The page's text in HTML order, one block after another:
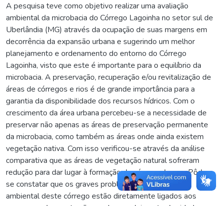
A pesquisa teve como objetivo realizar uma avaliação
ambiental da microbacia do Córrego Lagoinha no setor sul de
Uberlândia (MG) através da ocupação de suas margens em
decorrência da expansão urbana e sugerindo um melhor
planejamento e ordenamento do entorno do Córrego
Lagoinha, visto que este é importante para o equilíbrio da
microbacia. A preservação, recuperação e/ou revitalização de
áreas de córregos e rios é de grande importância para a
garantia da disponibilidade dos recursos hídricos. Com o
crescimento da área urbana percebeu-se a necessidade de
preservar não apenas as áreas de preservação permanente
da microbacia, como também as áreas onde ainda existem
vegetação nativa. Com isso verificou-se através da análise
comparativa que as áreas de vegetação natural sofreram
redução para dar lugar à formação das áreas urbanas. Pôde-
se constatar que os graves problemas de degradação
ambiental deste córrego estão diretamente ligados aos